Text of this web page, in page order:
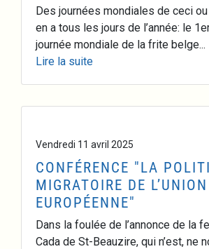
Des journées mondiales de ceci
en a tous les jours de l’année: le
journée mondiale de la frite belge...
Lire la suite
Vendredi 11 avril 2025
CONFÉRENCE "LA
MIGRATOIRE DE L’UNION
EUROPÉENNE"
Dans la foulée de l’annonce de la
Cada de St-Beauzire, qui n’est, ne